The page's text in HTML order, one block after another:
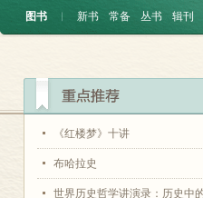
图书
︱ 新书 常备 丛书 辑刊
《红楼梦》十讲
布哈拉史
世界历史哲学讲演录：历史中